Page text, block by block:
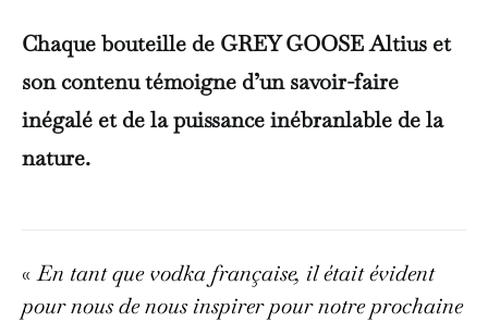
Chaque bouteille de GREY GOOSE Altius et
son contenu témoigne d’un savoir-faire
inégalé et de la puissance inébranlable de la
nature.
«En tant que vodka française, il était évident
pour nous de nous inspirer pour notre prochaine